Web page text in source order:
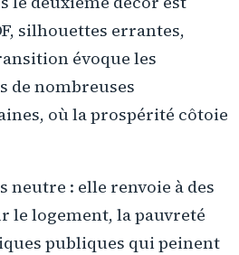
silhouettes errantes,
évoque les
de nombreuses
où la prospérité côtoie
neutre : elle renvoie à des
le logement, la pauvreté
publiques qui peinent